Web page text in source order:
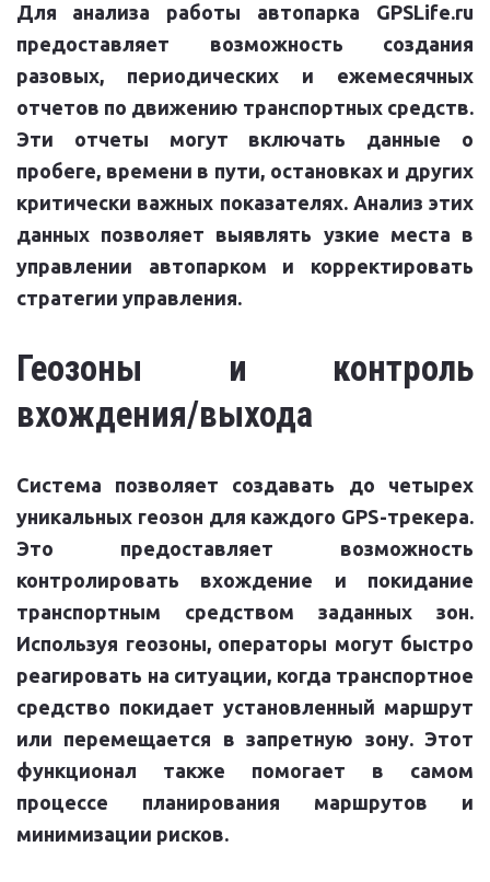
Для анализа работы автопарка GPSLife.ru
предоставляет возможность создания
разовых, периодических и ежемесячных
отчетов по движению транспортных средств.
Эти отчеты могут включать данные о
пробеге, времени в пути, остановках и других
критически важных показателях. Анализ этих
данных позволяет выявлять узкие места в
управлении автопарком и корректировать
стратегии управления.
Геозоны и контроль
вхождения/выхода
Система позволяет создавать до четырех
уникальных геозон для каждого GPS-трекера.
Это предоставляет возможность
контролировать вхождение и покидание
транспортным средством заданных зон.
Используя геозоны, операторы могут быстро
реагировать на ситуации, когда транспортное
средство покидает установленный маршрут
или перемещается в запретную зону. Этот
функционал также помогает в самом
процессе планирования маршрутов и
минимизации рисков.